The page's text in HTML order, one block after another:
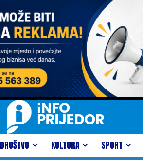
DRUŠTVO KULTURA SPORT